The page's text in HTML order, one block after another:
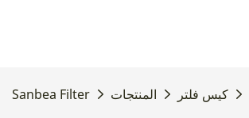
Sanbea Filter المنتجات كيس فلتر